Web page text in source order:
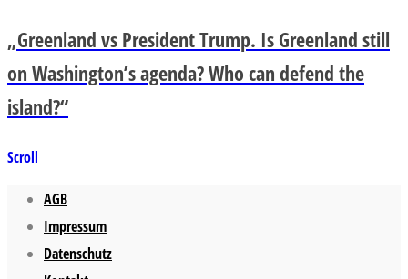
„Greenland vs President Trump. Is Greenland still
on Washington’s agenda? Who can defend the
island?“
Scroll
AGB
Impressum
Datenschutz